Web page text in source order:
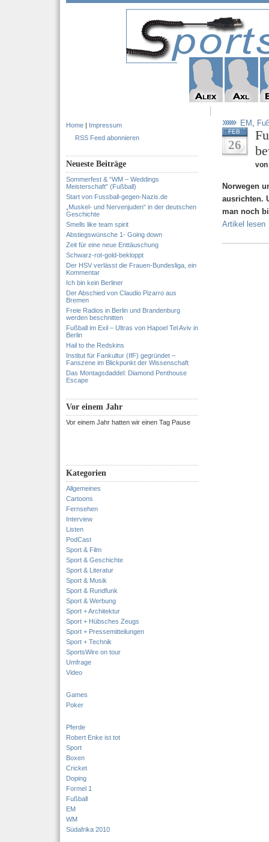
Home | Impressum
RSS Feed abonnieren
Neueste Beiträge
Sommerfest & “WM – Weddings
Meisterschaft” (Fußball)
Start von Fussball-gegen-Nazis.de
„Muskel- und Nervenjuden“ in der deutschen
Geschichte
Smells like team spirit
Abstiegswünsche 1- Going down
Zeit für eine neue Enttäuschung
Schwarz-rot-gold-bekloppt
Der HSV verlässt die Frauen-Bundesliga, ein
Kommentar
Ich bin kein Berliner
Der Abschied von Claudio Pizarro aus
Bremen
Freie Radios in Berlin und Brandenburg
werden beschnitten
Fußball im Exil – Ultras von Hapoel Tel Aviv in
Berlin
Hail to the Redskins
Institut für Fankultur (IfF) gegründet –
Fanszene im Blickpunkt der Wissenschaft
Das Montagsdaddel: Diamond Penthouse
Escape
Vor einem Jahr
Vor einem Jahr hatten wir einen Tag Pause
Kategorien
Allgemeines
Cartoons
Fernsehen
Interview
Listen
PodCast
Sport & Film
Sport & Geschichte
Sport & Literatur
Sport & Musik
Sport & Rundfunk
Sport & Werbung
Sport + Architektur
Sport + Hübsches Zeugs
Sport + Pressemitteilungen
Sport + Technik
SportsWire on tour
Umfrage
Video
Games
Poker
Pferde
Robert Enke ist tot
Sport
Boxen
Cricket
Doping
Formel 1
Fußball
EM
WM
Südafrika 2010
EM ,
FEB
26
von
Norwegen
ausrichten.
man noch
Artikel lesen